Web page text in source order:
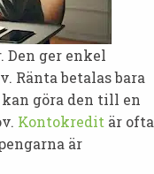
Den ger enkel
Ränta betalas bara
göra den till en
Kontokredit är ofta
är